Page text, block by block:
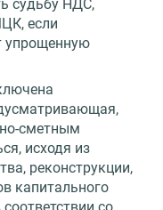
судьбу НДС,
если
упрощенную
сметным
исходя из
реконструкции,
капитального